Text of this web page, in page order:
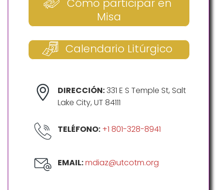
Cómo participar en
Misa
Calendario Litúrgico
DIRECCIÓN:331 E S Temple St, Salt
Lake City, UT 84111
TELÉFONO: +1 801-328-8941
EMAIL:mdiaz@utcotm.org